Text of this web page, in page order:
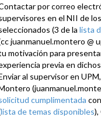
por correo
en el NII de
(3 de la lista
juanmanuel.montero @
motivación para
previa en
al supervisor en
cumplimentada
lista de temas disponibles